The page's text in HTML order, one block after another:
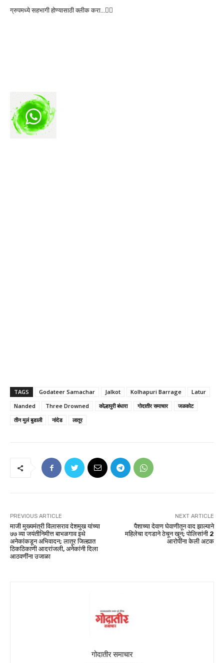
ग्रुपमध्ये सहभागी होण्यासाठी क्लीक करा…👆🏻
TAGS Godateer Samachar Jalkot Kolhapuri Barrage
Latur
Nanded
Three Drowned कोल्हापुरी बंधारा गोदातीर समाचार
जळकोट
तीन मुलं बुडाली
नांदेड लातूर
PREVIOUS ARTICLE
माजी मुख्यमंत्री विलासराव देशमुख यांच्या
७७ व्या जयंतीनिमीत्त बाभळगाव इथे
अनेकांकडून अभिवादन; लातूर जिल्ह्यात
ठिकठिकाणी आदरांजली, अनेकांनी दिला
आठवणींना उजाळा
NEXT ARTICLE
पैशाच्या देवाण घेवाणीतून वाद झाल्याने
महिलेचा दगडाने ठेचून खून; पोलिसांनी 2
आरोपींना केली अटक
गोदातीर समाचार